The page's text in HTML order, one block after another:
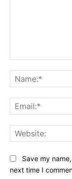
Save my
next time I